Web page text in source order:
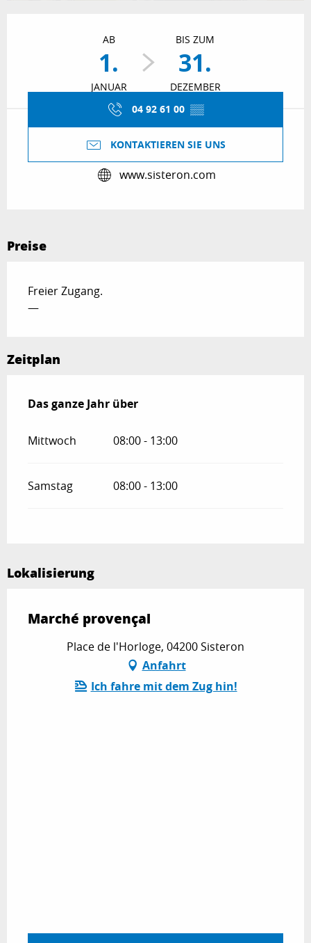
AB
1.
JANUAR
BIS ZUM
31.
DEZEMBER
04 92 61 00 ▒▒
KONTAKTIEREN SIE UNS
www.sisteron.com
Preise
Freier Zugang.
—
Zeitplan
Das ganze Jahr über
Das ganze Jahr über
Mittwoch 08:00 - 13:00
Samstag 08:00 - 13:00
Lokalisierung
Marché provençal
Place de l'Horloge, 04200 Sisteron
Anfahrt
Ich fahre mit dem Zug hin!